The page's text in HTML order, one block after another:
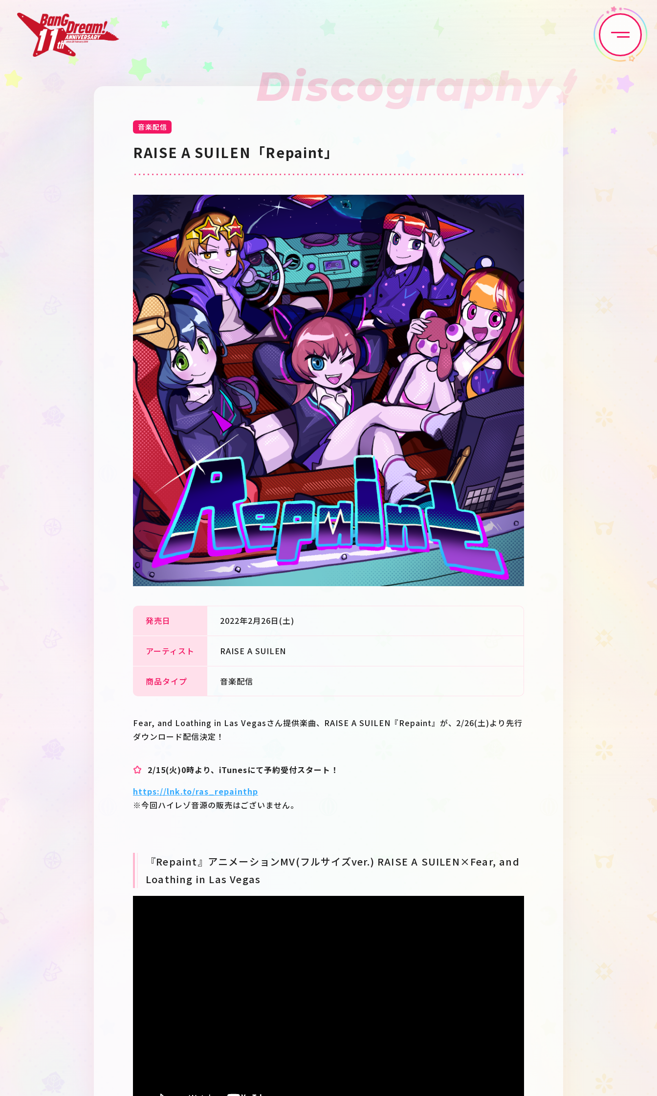
Home News
Live•Event
Anime
Goods
Discography
音楽配信
RAISE A SUILEN「Repaint」
発売日 2022年2月26日(土)
アーティスト RAISE A SUILEN
商品タイプ 音楽配信
Fear, and Loathing in Las Vegasさん提供楽曲、RAISE A SUILEN『Repaint』が、2/26(土)より先行
ダウンロード配信決定！
2/15(火)0時より、iTunesにて予約受付スタート！
https://lnk.to/ras_repainthp
※今回ハイレゾ音源の販売はございません。
『Repaint』アニメーションMV(フルサイズver.) RAISE A SUILEN×Fear, and
Loathing in Las Vegas